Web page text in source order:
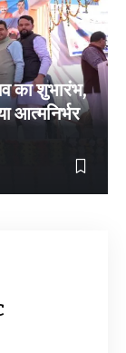
का शुभारंभ,
आत्मनिर्भर